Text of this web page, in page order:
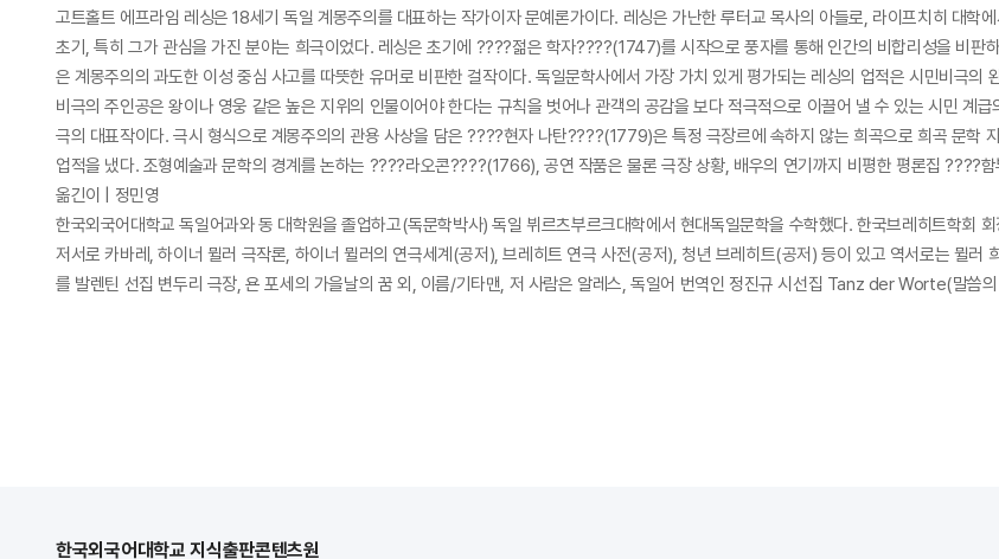
고트홀트 에프라임 레싱은 18세기 독일 계몽주의를 대표하는 작가이자 문예론가이다. 레싱은 가난한 루터교 목사의 아들로, 라이프치히 대학
초기, 특히 그가 관심을 가진 분야는 희극이었다. 레싱은 초기에 ????젊은 학자????(1747)를 시작으로 풍자를 통해 인간의 비합리성을 비
은 계몽주의의 과도한 이성 중심 사고를 따뜻한 유머로 비판한 걸작이다. 독일문학사에서 가장 가치 있게 평가되는 레싱의 업적은 시민비극
비극의 주인공은 왕이나 영웅 같은 높은 지위의 인물이어야 한다는 규칙을 벗어나 관객의 공감을 보다 적극적으로 이끌어 낼 수 있는 시민 계
극의 대표작이다. 극시 형식으로 계몽주의의 관용 사상을 담은 ????현자 나탄????(1779)은 특정 극장르에 속하지 않는 희곡으로 희곡 문학
업적을 냈다. 조형예술과 문학의 경계를 논하는 ????라오콘????(1766), 공연 작품은 물론 극장 상황, 배우의 연기까지 비평한 평론집
옮긴이 | 정민영
한국외국어대학교 독일어과와 동 대학원을 졸업하고(독문학박사) 독일 뷔르츠부르크대학에서 현대독일문학을 수학했다. 한국브레히트학회
저서로 카바레, 하이너 뮐러 극작론, 하이너 뮐러의 연극세계(공저), 브레히트 연극 사전(공저), 청년 브레히트(공저) 등이 있고 역서로는 뮐러
를 발렌틴 선집 변두리 극장, 욘 포세의 가을날의 꿈 외, 이름/기타맨, 저 사람은 알레스, 독일어 번역인 정진규 시선집 Tanz der Worte(말씀
한국외국어대학교 지식출판콘텐츠원